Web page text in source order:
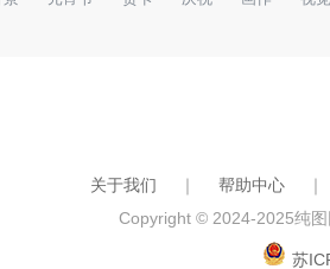
关于我们 ｜ 帮助中心
｜
Copyright © 2024-2025纯
苏